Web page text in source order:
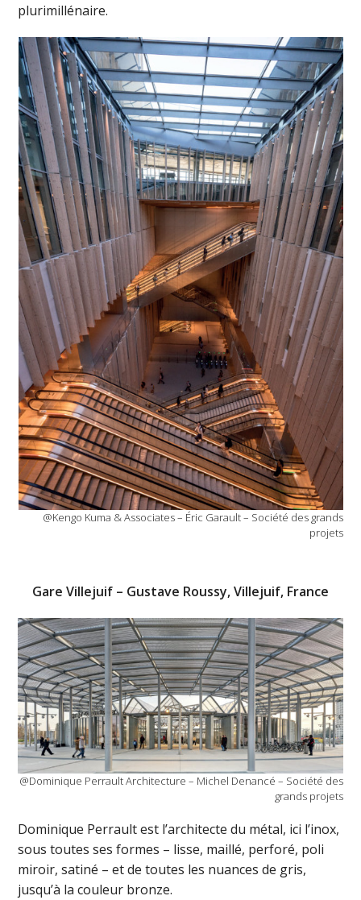
plurimillénaire.
@Kengo Kuma & Associates – Éric Garault – Société des grands
projets
Gare Villejuif – Gustave Roussy, Villejuif, France
@Dominique Perrault Architecture – Michel Denancé – Société des
grands projets
Dominique Perrault est l’architecte du métal, ici l’inox,
sous toutes ses formes – lisse, maillé, perforé, poli
miroir, satiné – et de toutes les nuances de gris,
jusqu’à la couleur bronze.